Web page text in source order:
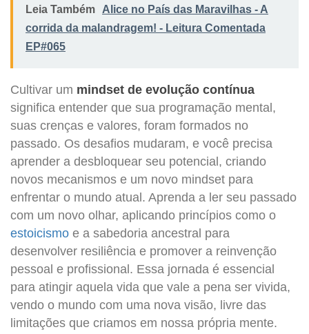
Leia Também
Alice no País das Maravilhas - A
corrida da malandragem! - Leitura Comentada
EP#065
Cultivar um mindset de evolução contínua
significa entender que sua programação mental,
suas crenças e valores, foram formados no
passado. Os desafios mudaram, e você precisa
aprender a desbloquear seu potencial, criando
novos mecanismos e um novo mindset para
enfrentar o mundo atual. Aprenda a ler seu passado
com um novo olhar, aplicando princípios como o
estoicismo e a sabedoria ancestral para
desenvolver resiliência e promover a reinvenção
pessoal e profissional. Essa jornada é essencial
para atingir aquela vida que vale a pena ser vivida,
vendo o mundo com uma nova visão, livre das
limitações que criamos em nossa própria mente.